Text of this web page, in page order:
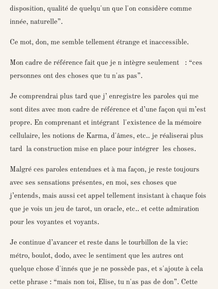
disposition, qualité de quelqu'un que l'on considère comme
innée, naturelle”.
Ce mot, don, me semble tellement étrange et inaccessible.
Mon cadre de référence fait que je n intègre seulement : “ces
personnes ont des choses que tu n'as pas”.
Je comprendrai plus tard que j’ enregistre les paroles qui me
sont dites avec mon cadre de référence et d’une façon qui m’est
propre. En comprenant et intégrant l'existence de la mémoire
cellulaire, les notions de Karma, d'âmes, etc.. je réaliserai plus
tard la construction mise en place pour intégrer les choses.
Malgré ces paroles entendues et à ma façon, je reste toujours
avec ses sensations présentes, en moi, ses choses que
j’entends, mais aussi cet appel tellement insistant à chaque fois
que je vois un jeu de tarot, un oracle, etc.. et cette admiration
pour les voyantes et voyants.
Je continue d’avancer et reste dans le tourbillon de la vie:
métro, boulot, dodo, avec le sentiment que les autres ont
quelque chose d'innés que je ne possède pas, et s'ajoute à cela
cette phrase : “mais non toi, Elise, tu n'as pas de don”. Cette